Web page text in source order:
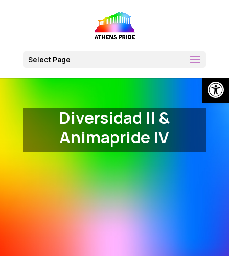
Select Page
Diversidad II &
Animapride IV